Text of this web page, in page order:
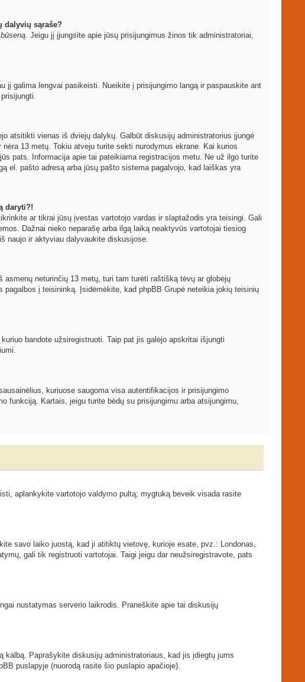
dalyvių sąraše?
. Jeigu jį įjungsite apie jūsų prisijungimus žinos tik administratoriai,
jį galima lengvai pasikeisti. Nueikite į prisijungimo langą ir paspauskite ant
atsitikti vienas iš dviejų dalykų. Galbūt diskusijų administratorius įjungė
13 metų. Tokiu atveju turite sekti nurodymus ekrane. Kai kurios
pats. Informacija apie tai pateikiama registracijos metu. Ne už ilgo turite
el. pašto adresą arba jūsų pašto sistema pagalvojo, kad laiškas yra
daryti?!
ar tikrai jūsų įvestas vartotojo vardas ir slaptažodis yra teisingi. Gali
Dažnai nieko neparašę arba ilgą laiką neaktyvūs vartotojai tiesiog
naujo ir aktyviau dalyvaukite diskusijose.
neturinčių 13 metų, turi tam turėti raštišką tėvų ar globėjų
į teisininką. Įsidėmėkite, kad phpBB Grupė neteikia jokių teisinių
bandote užsiregistruoti. Taip pat jis galėjo apskritai išjungti
kuriuose saugoma visa autentifikacijos ir prisijungimo
funkciją. Kartais, jeigu turite bėdų su prisijungimu arba atsijungimu,
aplankykite vartotojo valdymo pultą; mygtuką beveik visada rasite
savo laiko juostą, kad ji atitiktų vietovę, kurioje esate, pvz.: Londonas,
gali tik registruoti vartotojai. Taigi jeigu dar neužsiregistravote, pats
nustatymas serverio laikrodis. Praneškite apie tai diskusijų
Paprašykite diskusijų administratoriaus, kad jis įdiegtų jums
puslapyje (nuorodą rasite šio puslapio apačioje).